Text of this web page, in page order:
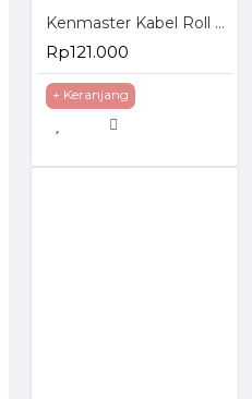
Kenmaster Kabel Roll 4 Lubang 5 Meter
Rp121.000
+ Keranjang